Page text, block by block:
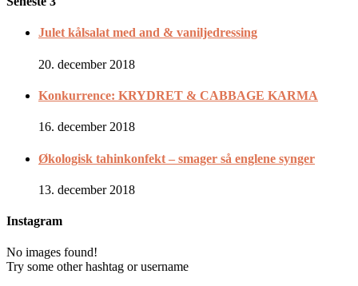
Julet kålsalat med and & vaniljedressing
20. december 2018
Konkurrence: KRYDRET & CABBAGE KARMA
16. december 2018
Økologisk tahinkonfekt – smager så englene synger
13. december 2018
Instagram
No images found!
Try some other hashtag or username